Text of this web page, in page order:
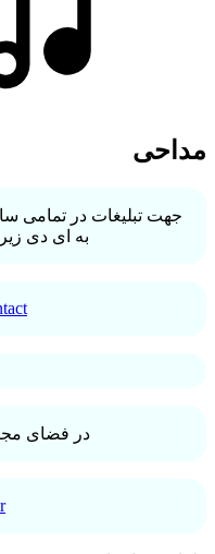
مداحی
جهت تبلیغات در تمامی
به ای دی زیر
در فضای